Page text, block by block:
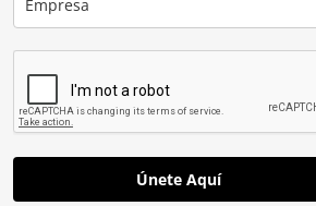
Únete Aquí